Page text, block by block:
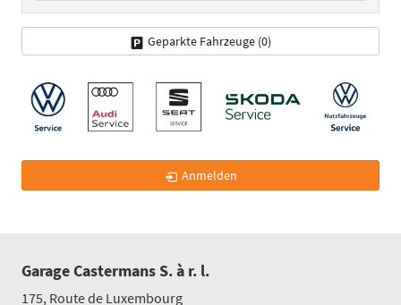
Geparkte Fahrzeuge (0)
Anmelden
Garage Castermans S. à r. l.
175, Route de Luxembourg